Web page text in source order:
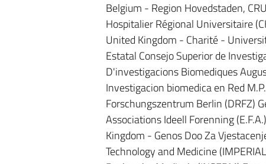
Belgium - Region Hovedstaden,
Hospitalier Régional Universitaire
United Kingdom - Charité -
Estatal Consejo Superior de
D'investigacions Biomediques
Investigacion biomedica en Red
Forschungszentrum Berlin (DRFZ)
Associations Ideell Forenning
Kingdom - Genos Doo Za
Technology and Medicine